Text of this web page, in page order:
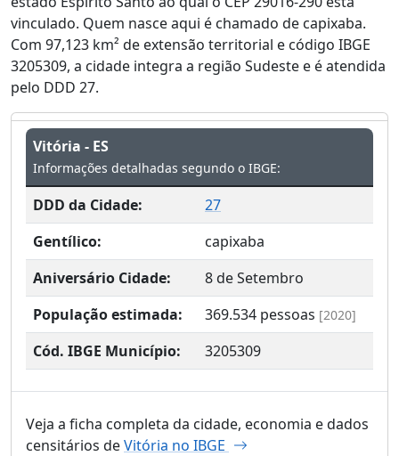
vinculado. Quem nasce aqui é chamado de capixaba.
Com 97,123 km² de extensão territorial e código IBGE
3205309, a cidade integra a região Sudeste e é atendida
pelo DDD 27.
Vitória - ES
Informações detalhadas segundo o IBGE:
DDD da Cidade:
27
Gentílico:
capixaba
Aniversário Cidade:
8 de Setembro
População estimada:
369.534 pessoas [2020]
Cód. IBGE Município: 3205309
Veja a ficha completa da cidade, economia e dados
censitários deVitória no IBGE